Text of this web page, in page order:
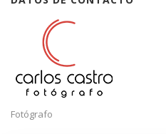
Fotógrafo